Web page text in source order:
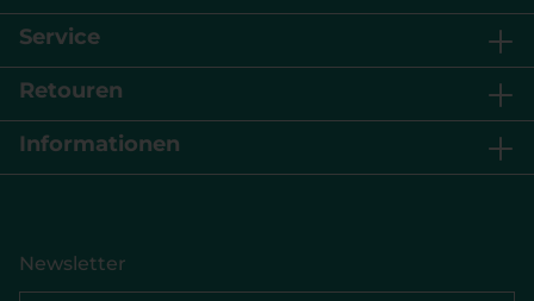
Service
Retouren
Informationen
Newsletter